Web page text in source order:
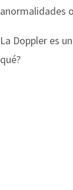
anormalidades o
La Doppler es
qué?